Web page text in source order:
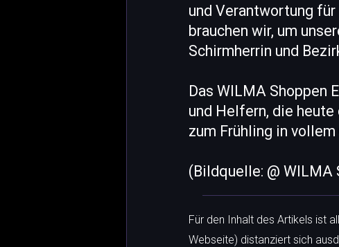
und Verantwortung
brauchen wir, um
Schirmherrin und
Das WILMA Shoppen
und Helfern, die
zum Frühling in
(Bildquelle: @ WILMA
Für den Inhalt des Artikels ist
Webseite) distanziert sich